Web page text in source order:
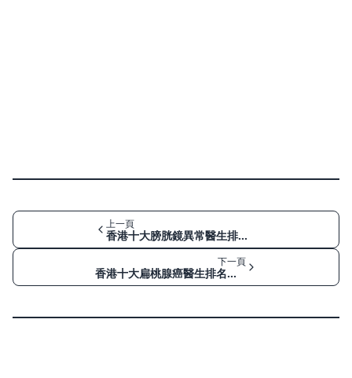
上一頁
香港十大膀胱鏡異常醫生排名：乳頭狀瘤與原位癌的追蹤策略
下一頁
香港十大扁桃腺癌醫生排名：由喉嚨痛、頸腫塊到口咽癌